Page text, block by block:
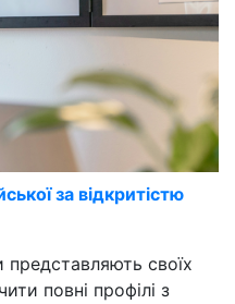
за відкритістю
представляють своїх
повні профілі з